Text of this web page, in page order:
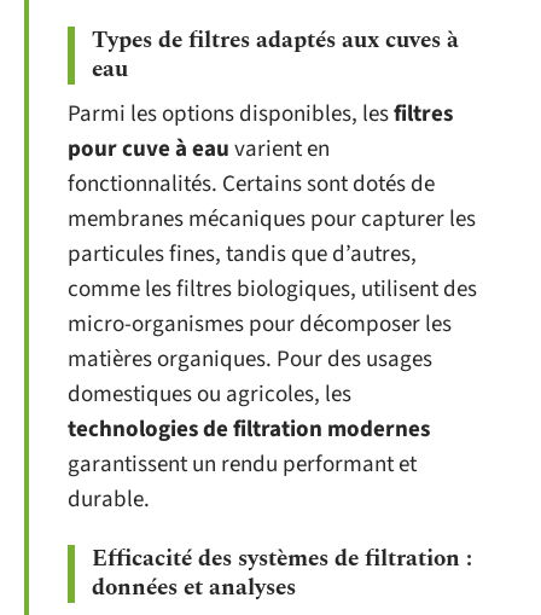
Types de filtres adaptés aux cuves à
eau
Parmi les options disponibles, lesfiltres
pour cuve à eauvarient en
fonctionnalités. Certains sont dotés de
membranes mécaniques pour capturer les
particules fines, tandis que d’autres,
comme les filtres biologiques, utilisent des
micro-organismes pour décomposer les
matières organiques. Pour des usages
domestiques ou agricoles, les
technologies de filtration modernes
garantissent un rendu performant et
durable.
Efficacité des systèmes de filtration :
données et analyses